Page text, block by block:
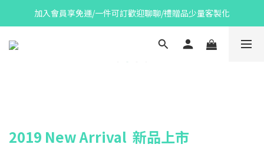
加入會員享免運/一件可訂歡迎聊聊/禮贈品少量客製化
2019 New Arrival 新品上市